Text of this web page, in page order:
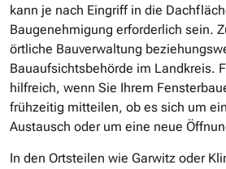
kann je nach Eingriff in die
Baugenehmigung erforderlich sein.
örtliche Bauverwaltung
Bauaufsichtsbehörde im Landkreis.
hilfreich, wenn Sie Ihrem
frühzeitig mitteilen, ob es sich um
Austausch oder um eine neue
In den Ortsteilen wie Garwitz oder